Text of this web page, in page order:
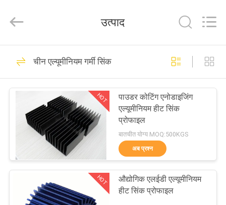
उत्पादों
वीआर
दिखाएँ
हमारे
Rights
विनिर्माण सेवाएं
214
एल्यूमीनियम आश्रय
10
उत्पाद
चीन एल्यूमीनियम गर्मी सिंक
HOT
पाउडर कोटिंग एनोडाइजिंग
एल्यूमीनियम हीट सिंक
प्रोफाइल
बातचीत योग्य MOQ:500KGS
अब प्रश्न
HOT
औद्योगिक एलईडी एल्यूमीनियम
हीट सिंक प्रोफाइल